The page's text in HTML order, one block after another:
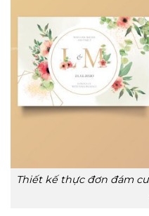
Thiết kế thực đơn đám